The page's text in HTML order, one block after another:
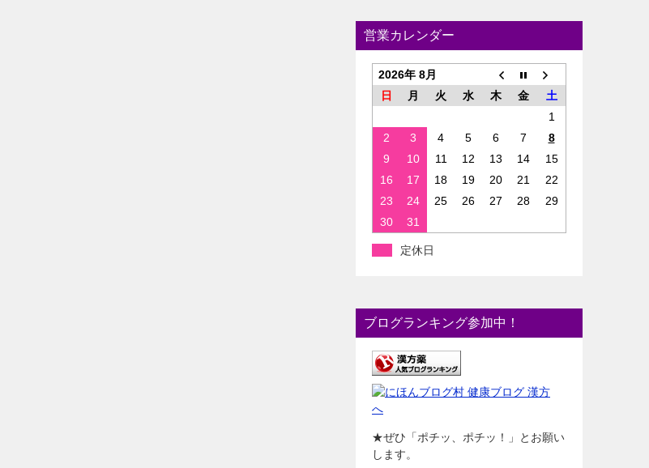
営業カレンダー
2026年 8月
日
月 火 水 木 金
土
1
2
3 4 5 6 7
8
9
10 11 12 13 14
15
16
17 18 19 20 21
22
23
24 25 26 27 28
29
30
31
定休日
ブログランキング参加中！
★ぜひ「ポチッ、ポチッ！」とお願い
します。